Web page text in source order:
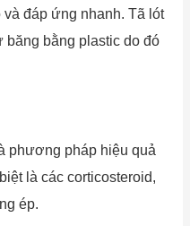
đáp ứng nhanh. Tã lót
băng bằng plastic do đó
phương pháp hiệu quả
là các corticosteroid,
ép.